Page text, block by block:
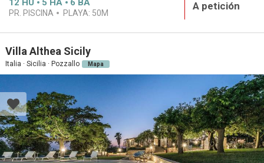
12 HU 5 HA 6 BA
PR. PISCINA PLAYA: 50M
A petición
Villa Althea Sicily
Italia · Sicilia · Pozzallo Mapa